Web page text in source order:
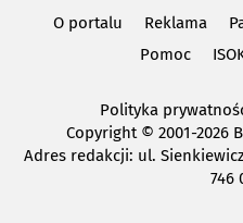
O portalu Reklama
Pomoc
Polityka
Copyright © 2001-2026
Adres redakcji: ul.
746